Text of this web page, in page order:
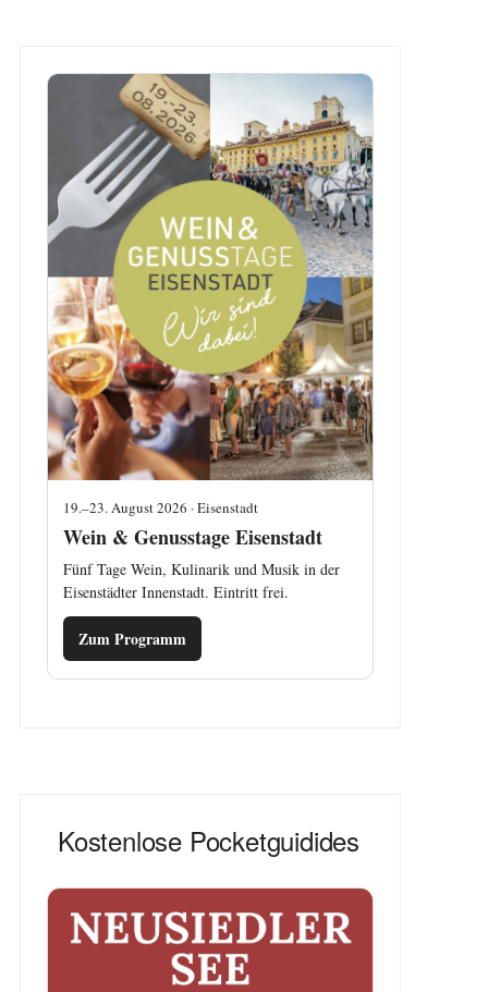
19.–23. August 2026 · Eisenstadt
Wein & Genusstage Eisenstadt
Fünf Tage Wein, Kulinarik und Musik in der
Eisenstädter Innenstadt. Eintritt frei.
Zum Programm
Kostenlose Pocketguidides